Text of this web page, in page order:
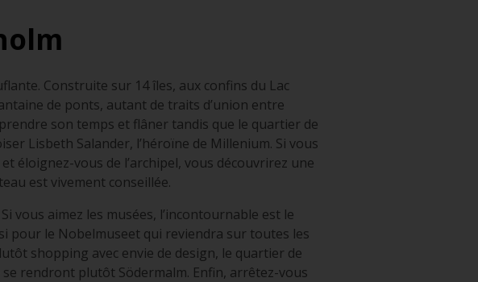
Construite sur 14 îles, aux confins du Lac
de ponts, autant de traits d’union entre
son temps et flâner tandis que le quartier de
Lisbeth Salander, l’héroïne de Millenium. Si vous
éloignez-vous de l’archipel, vous découvrirez une
est vivement conseillée.
vous aimez les musées, l’incontournable est le
pour le Nobelmuseet qui reviendra sur toutes les
shopping avec envie de design, le quartier de
rendront plutôt Södermalm. Enfin, arrêtez-vous